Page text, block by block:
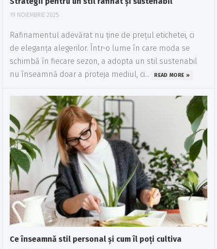
19 NOIEMBRIE 2025
Rafinamentul adevărat nu ține de prețul etichetei, ci
de eleganța alegerilor. Într-o lume în care moda se
schimbă în fiecare sezon, a adopta un stil sustenabil
nu înseamnă doar a proteja mediul, ci...
READ MORE »
Ce înseamnă stil personal și cum îl poți cultiva